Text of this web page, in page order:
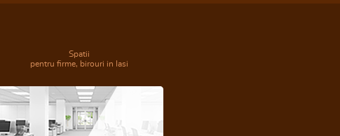
Spatii
pentru firme, birouri in Iasi